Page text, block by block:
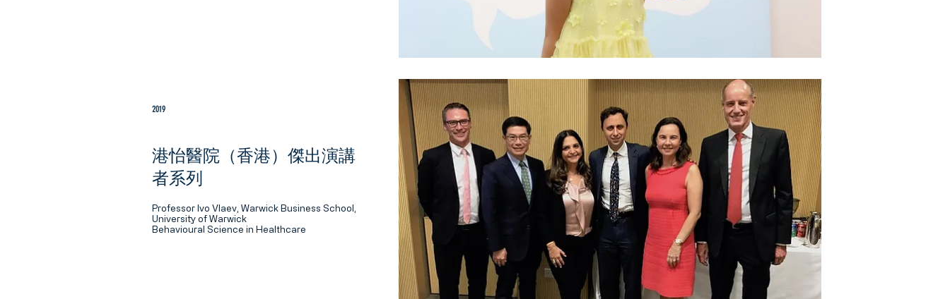
2019
港怡醫院（香港）傑出演講
者系列
Professor Ivo Vlaev, Warwick Business School,
University of Warwick
Behavioural Science in Healthcare